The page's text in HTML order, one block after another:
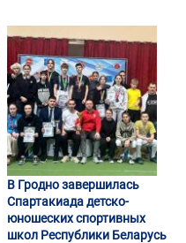
В Гродно завершилась
Спартакиада детско-
юношеских спортивных
школ Республики Беларусь